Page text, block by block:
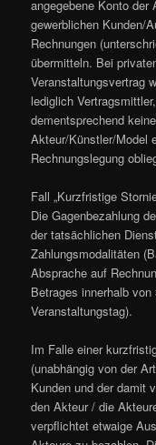
angegebene Konto der
gewerblichen Kunden/
Rechnungen
übermitteln. Bei
Veranstaltungsvertrag
lediglich
dementsprechend
Akteur/Künstler/Model
Rechnungslegung
Fall „Kurzfristige
Die Gagenbezahlung
der tatsächlichen
Zahlungsmodalitäten
Absprache auf
Betrages innerhalb
Veranstaltungstag).
Im Falle einer
(unabhängig von der
Kunden und der damit
den Akteur / die
verpflichtet etwaige